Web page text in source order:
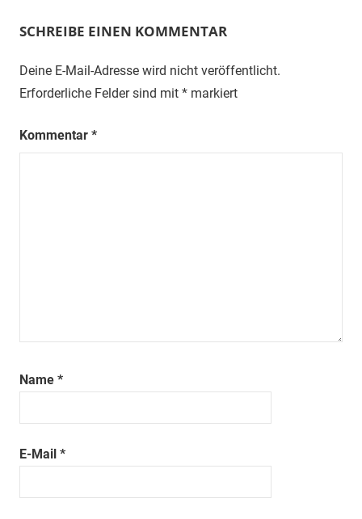
SCHREIBE EINEN KOMMENTAR
Deine E-Mail-Adresse wird nicht veröffentlicht.
Erforderliche Felder sind mit * markiert
Kommentar *
Name *
E-Mail *